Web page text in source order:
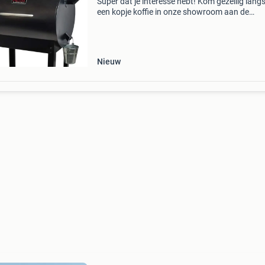
een kopje koffie in onze showroom aan de
Nieuw